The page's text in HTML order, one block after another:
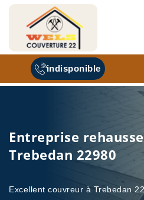
indisponible
Entreprise
Trebedan 22980
Excellent couvreur à Trebedan